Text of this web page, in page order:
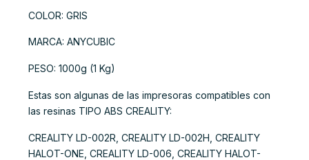
COLOR: GRIS
MARCA: ANYCUBIC
PESO: 1000g (1 Kg)
Estas son algunas de las impresoras compatibles con
las resinas TIPO ABS CREALITY:
CREALITY LD-002R, CREALITY LD-002H, CREALITY
HALOT-ONE, CREALITY LD-006, CREALITY HALOT-